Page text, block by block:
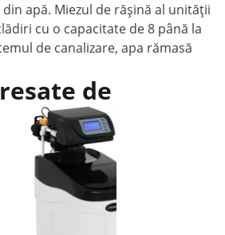
apă. Miezul de rășină al unității
cu o capacitate de 8 până la
de canalizare, apa rămasă
de